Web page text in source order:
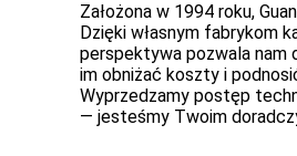
Założona w 1994 roku,
Dzięki własnym fabrykom
perspektywa pozwala nam
im obniżać koszty i
Wyprzedzamy postęp
— jesteśmy Twoim